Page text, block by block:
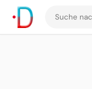
Suche
nach